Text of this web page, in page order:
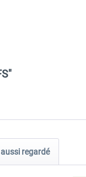
regardé